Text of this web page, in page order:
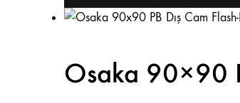
Osaka 90×90